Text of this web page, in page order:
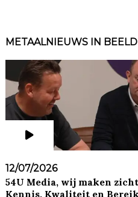
METAALNIEUWS IN BEELD
12/07/2026
54U Media, wij maken
Kennis, Kwaliteit en